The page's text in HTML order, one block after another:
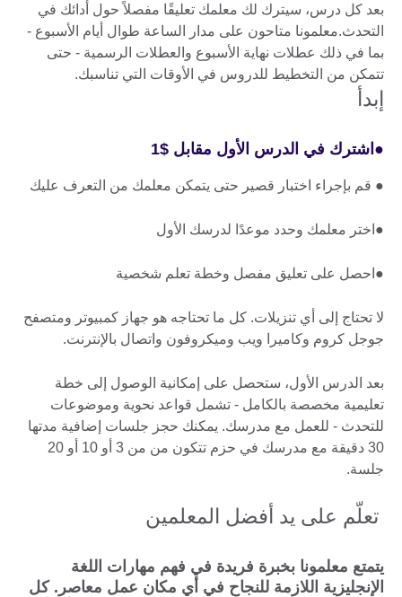
بعد كل درس، سيترك لك معلمك تعليقًا مفصلاً حول أدائك في
التحدث.معلمونا متاحون على مدار الساعة طوال أيام الأسبوع -
بما في ذلك عطلات نهاية الأسبوع والعطلات الرسمية - حتى
تتمكن من التخطيط للدروس في الأوقات التي تناسبك.
إبدأ
● اشترك في الدرس الأول مقابل $
1
● قم بإجراء اختبار قصير حتى يتمكن معلمك من التعرف عليك
●اختر معلمك وحدد موعدًا لدرسك الأول
●احصل على تعليق مفصل وخطة تعلم شخصية
لا تحتاج إلى أي تنزيلات. كل ما تحتاجه هو جهاز كمبيوتر ومتصفح
جوجل كروم وكاميرا ويب وميكروفون واتصال بالإنترنت.
بعد الدرس الأول، ستحصل على إمكانية الوصول إلى خطة
تعليمية مخصصة بالكامل - تشمل قواعد نحوية وموضوعات
للتحدث - للعمل مع مدرسك. يمكنك حجز جلسات إضافية مدتها
30 دقيقة مع مدرسك في حزم تتكون من من 3 أو 10 أو 20
جلسة.
تعلّم على يد أفضل المعلمين
يتمتع معلمونا بخبرة فريدة في فهم مهارات اللغة
الإنجليزية اللازمة للنجاح في أي مكان عمل معاصر. كل